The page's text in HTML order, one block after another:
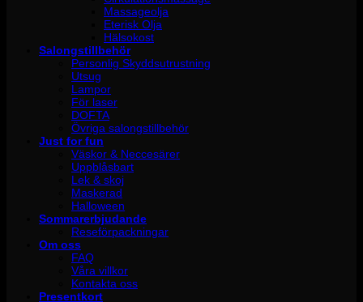
Massageolja
Eterisk Olja
Hälsokost
Salongstillbehör
Personlig Skyddsutrustning
Utsug
Lampor
För laser
DOFTA
Övriga salongstillbehör
Just for fun
Väskor & Neccesärer
Uppblåsbart
Lek & skoj
Maskerad
Halloween
Sommarerbjudande
Reseförpackningar
Om oss
FAQ
Våra villkor
Kontakta oss
Presentkort